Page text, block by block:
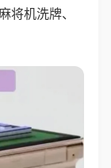
将机洗牌、